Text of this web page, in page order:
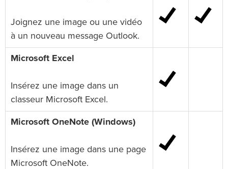
Joignez une image ou une vidéo
à un nouveau message Outlook.
Microsoft Excel
Insérez une image dans un
classeur Microsoft Excel.
Microsoft OneNote (Windows)
Insérez une image dans une page
Microsoft OneNote.